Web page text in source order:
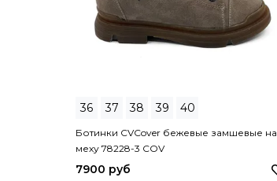
36 37 38 39 40
Ботинки CVCover бежевые замшевые на
меху 78228-3 COV
7900 руб